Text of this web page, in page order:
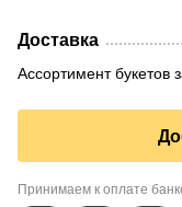
Доставка
Ассортимент букетов
Принимаем к оплате